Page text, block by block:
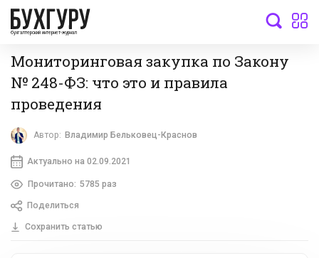
бухгалтерский интернет-журнал
Мониторинговая закупка по Закону
№ 248-ФЗ: что это и правила
проведения
Автор: Владимир Бельковец-Краснов
Актуально на 02.09.2021
Прочитано: 5785 раз
Поделиться
Сохранить статью